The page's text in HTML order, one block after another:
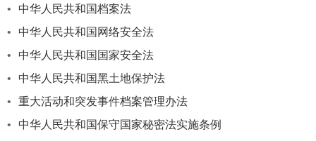
•
中华人民共和国档案法
•
中华人民共和国网络安全法
•
中华人民共和国国家安全法
•
中华人民共和国黑土地保护法
•
重大活动和突发事件档案管理办法
•
中华人民共和国保守国家秘密法实施条例